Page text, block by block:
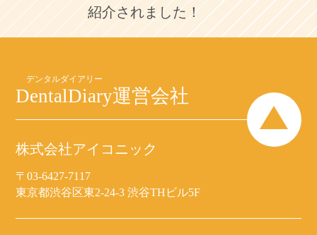
紹介されました！
DentalDiary運営会社
株式会社アイコニック
〒03-6427-7117
東京都渋谷区東2-24-3 渋谷THビル5F